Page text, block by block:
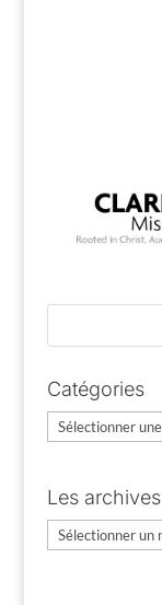
Catégories
Catégories
Les archives
Les